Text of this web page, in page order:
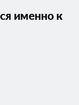
именно к